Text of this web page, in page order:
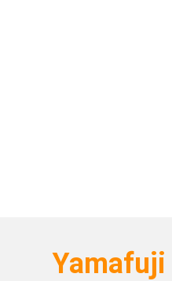
Yamafuji